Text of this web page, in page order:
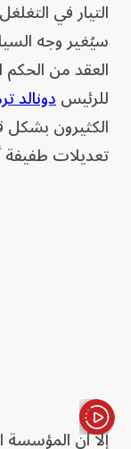
التيار في
سيُغير وجه
العقد من الحكم
للرئيسدونالد
الكثيرون بشكل
تعديلات
إلا أن المؤسسة